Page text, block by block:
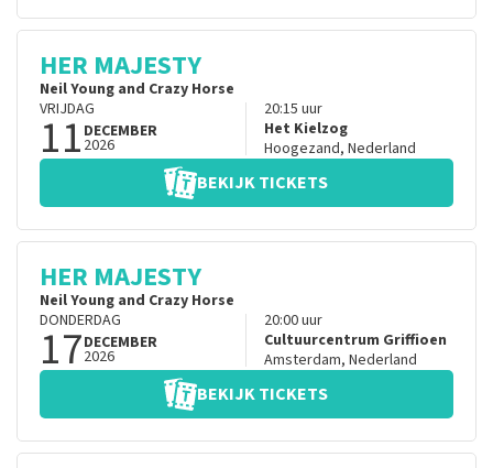
HER MAJESTY
Neil Young and Crazy Horse
VRIJDAG
11 DECEMBER
2026
20:15 uur
Het Kielzog
Hoogezand, Nederland
BEKIJK TICKETS
HER MAJESTY
Neil Young and Crazy Horse
DONDERDAG
17DECEMBER
2026
20:00uur
Cultuurcentrum Griffioen
Amsterdam, Nederland
BEKIJK TICKETS